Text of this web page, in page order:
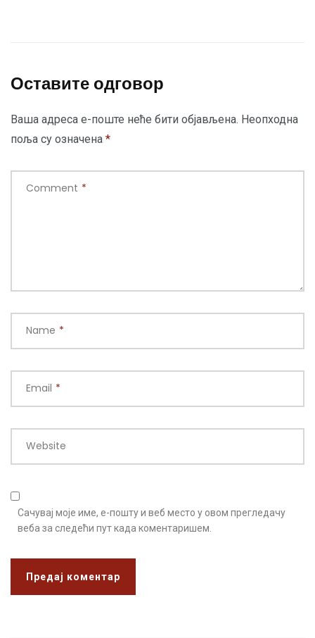
Оставите одговор
Ваша адреса е-поште неће бити објављена. Неопходна
поља су означена *
Comment *
Name *
Email *
Website
Сачувај моје име, е-пошту и веб место у овом прегледачу
веба за следећи пут када коментаришем.